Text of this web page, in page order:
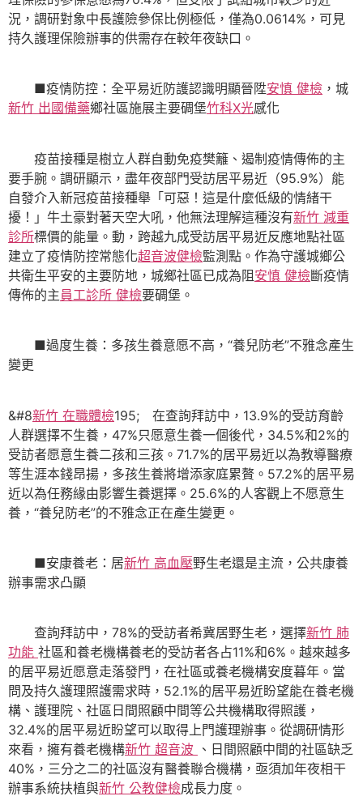
況，調研對象中長護險參保比例極低，僅為0.0614%，可見
持久護理保險辦事的供需存在較年夜缺口。
■疫情防控：全平易近防護認識明顯晉陞安慎 健檢 ，城
新竹 出國備藥鄉社區施展主要碉堡竹科X光感化
疫苗接種是樹立人群自動免疫樊籬、遏制疫情傳佈的主
要手腕。調研顯示，盡年夜部門受訪居平易近（95.9%）能
自發介入新冠疫苗接種舉「可惡！這是什麼低級的情緒干
擾！」牛土豪對著天空大吼，他無法理解這種沒有新竹 減重
診所標價的能量。動，跨越九成受訪居平易近反應地點社區
建立了疫情防控常態化超音波健檢監測點。作為守護城鄉公
共衛生平安的主要防地，城鄉社區已成為阻安慎 健檢斷疫情
傳佈的主員工診所 健檢要碉堡。
■過度生養：多孩生養意愿不高，“養兒防老”不雅念產生
變更
&#8新竹 在職體檢195; 在查詢拜訪中，13.9%的受訪育齡
人群選擇不生養，47%只愿意生養一個後代，34.5%和2%的
受訪者愿意生養二孩和三孩。71.7%的居平易近以為教導醫療
等生涯本錢昂揚，多孩生養將增添家庭累贅。57.2%的居平易
近以為任務緣由影響生養選擇。25.6%的人客觀上不愿意生
養，“養兒防老”的不雅念正在產生變更。
■安康養老：居新竹 高血壓野生老還是主流，公共康養
辦事需求凸顯
查詢拜訪中，78%的受訪者希冀居野生老，選擇新竹 肺
功能 社區和養老機構養老的受訪者各占11%和6%。越來越多
的居平易近愿意走落發門，在社區或養老機構安度暮年。當
問及持久護理照護需求時，52.1%的居平易近盼望能在養老機
構、護理院、社區日間照顧中間等公共機構取得照護，
32.4%的居平易近盼望可以取得上門護理辦事。從調研情形
來看，擁有養老機構新竹 超音波 、日間照顧中間的社區缺乏
40%，三分之二的社區沒有醫養聯合機構，亟須加年夜相干
辦事系統扶植與新竹 公教健檢成長力度。